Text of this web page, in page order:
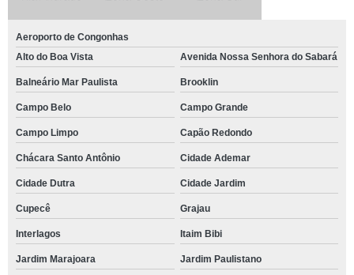
Aeroporto de Congonhas
Alto do Boa Vista
Avenida Nossa Senhora do Sabará
Balneário Mar Paulista Brooklin
Campo Belo Campo Grande
Campo Limpo Capão Redondo
Chácara Santo Antônio Cidade Ademar
Cidade Dutra Cidade Jardim
Cupecê Grajau
Interlagos Itaim Bibi
Jardim Marajoara Jardim Paulistano